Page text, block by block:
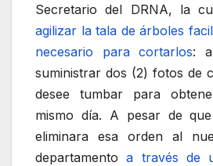
Secretario del DRNA, la
agilizar la tala de árboles
necesario para cortarlos:
suministrar dos (2) fotos de
desee tumbar para
mismo día. A pesar de
eliminara esa orden al
departamentoa través de